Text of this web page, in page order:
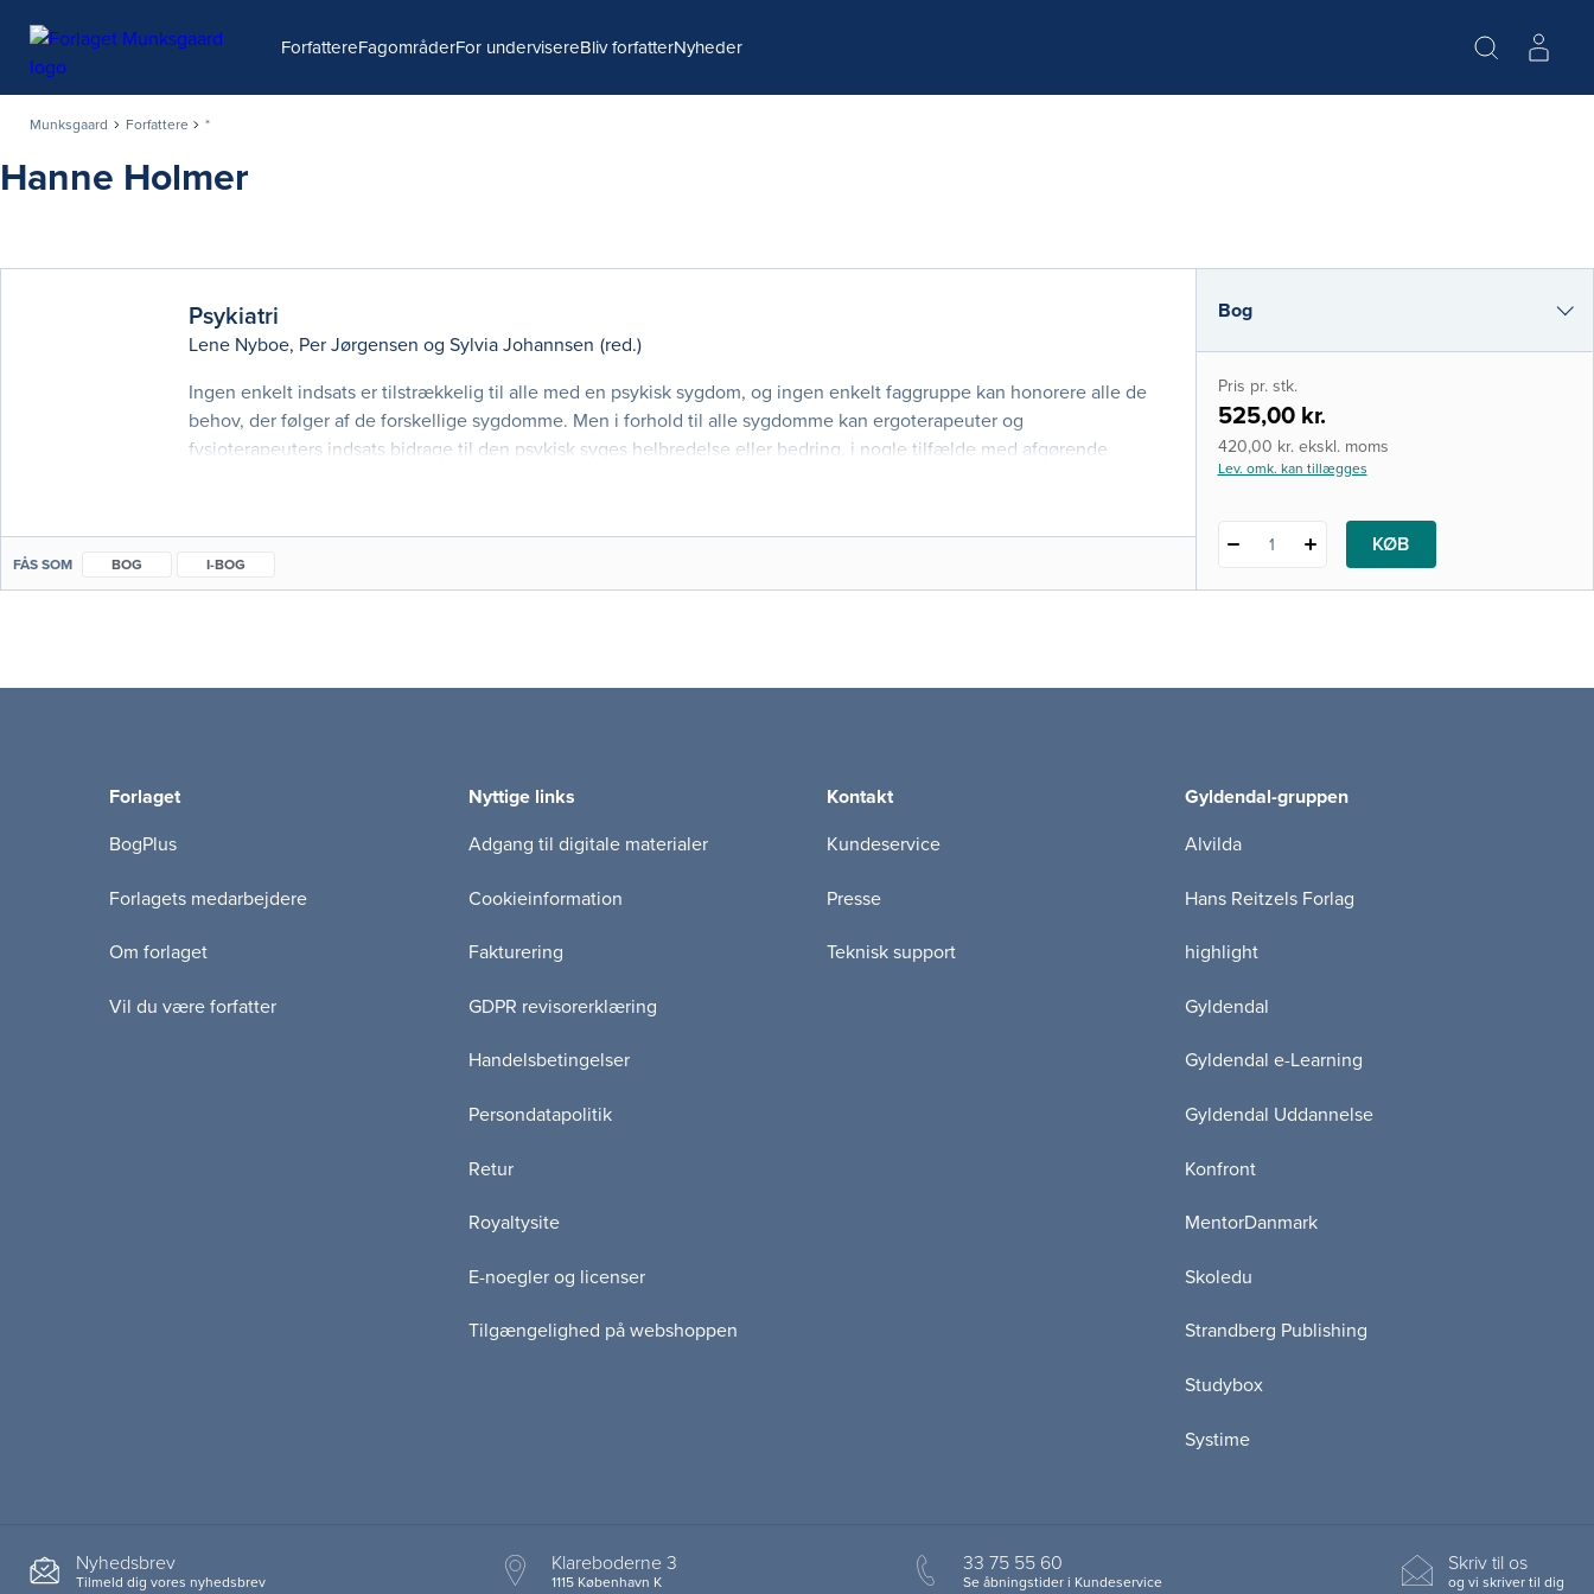
ForfattereFagområderFor undervisereBliv forfatterNyheder
Munksgaard Forfattere *
Hanne Holmer
Psykiatri
Lene Nyboe, Per Jørgensen og Sylvia Johannsen (red.)
Ingen enkelt indsats er tilstrækkelig til alle med en psykisk sygdom, og ingen enkelt faggruppe kan honorere alle de
behov, der følger af de forskellige sygdomme. Men i forhold til alle sygdomme kan ergoterapeuter og
fysioterapeuters indsats bidrage til den psykisk syges helbredelse eller bedring, i nogle tilfælde med afgørende
FÅS SOM BOG I-BOG
Bog
i-bog
Pris pr. stk.
525,00 kr.
420,00 kr. ekskl. moms
Lev. omk. kan tillægges
1 KØB
Forlaget
BogPlus
Forlagets medarbejdere
Om forlaget
Vil du være forfatter
Nyttige links
Adgang til digitale materialer
Cookieinformation
Fakturering
GDPR revisorerklæring
Handelsbetingelser
Persondatapolitik
Retur
Royaltysite
E-noegler og licenser
Tilgængelighed på webshoppen
Kontakt
Kundeservice
Presse
Teknisk support
Gyldendal-gruppen
Alvilda
Hans Reitzels Forlag
highlight
Gyldendal
Gyldendal e-Learning
Gyldendal Uddannelse
Konfront
MentorDanmark
Skoledu
Strandberg Publishing
Studybox
Systime
Nyhedsbrev
Tilmeld dig vores nyhedsbrev
Klareboderne 3
1115 København K
33 75 55 60
Se åbningstider i Kundeservice
Skriv til os
og vi skriver til dig